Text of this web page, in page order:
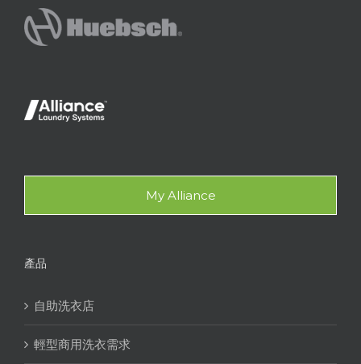
My Alliance
產品
自助洗衣店
輕型商用洗衣需求